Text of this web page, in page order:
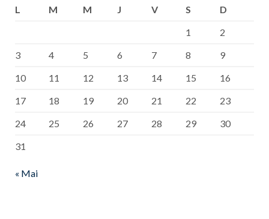
L
M M J V S
D
1
2
3
4 5 6 7 8
9
10
11 12 13 14 15
16
17
18 19 20 21 22
23
24
25 26 27 28 29
30
31
« Mai